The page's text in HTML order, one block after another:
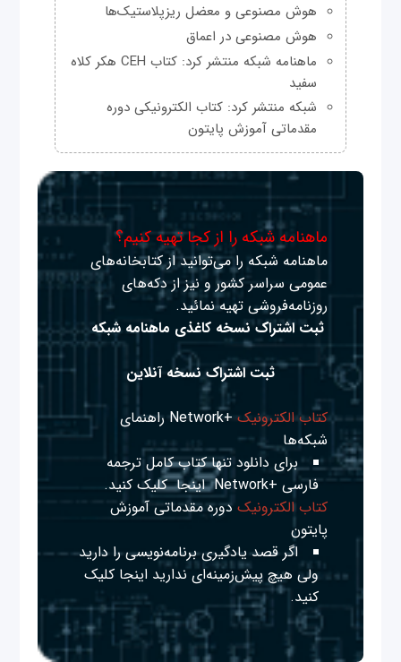
هوش مصنوعی و معضل ریزپلاستیک‌ها
هوش مصنوعی در اعماق
ماهنامه شبکه منتشر کرد: کتاب CEH هکر کلاه
سفید
شبکه منتشر کرد: کتاب الکترونیکی دوره
مقدماتی آموزش پایتون
ماهنامه شبکه را از کجا تهیه کنیم؟
ماهنامه شبکه را می‌توانید از کتابخانه‌های
عمومی سراسر کشور و نیز از دکه‌های
روزنامه‌فروشی تهیه نمائید.
ثبت اشتراک نسخه کاغذی ماهنامه شبکه
ثبت اشتراک نسخه آنلاین
کتاب الکترونیک
+Network راهنمای
شبکه‌ها
برای دانلود تنها کتاب کامل ترجمه
فارسی +Network
اینجا کلیک کنید.
کتاب الکترونیک دوره مقدماتی آموزش
پایتون
اگر قصد یادگیری برنامه‌نویسی را دارید
ولی هیچ پیش‌زمینه‌ای نداریداینجا کلیک
کنید.